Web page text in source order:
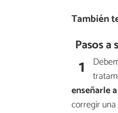
También
Pasos a
1
enseñarle
corregir